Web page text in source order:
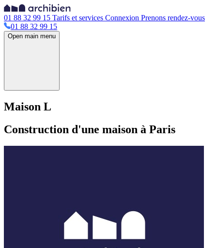
01 88 32 99 15 Tarifs et services Connexion Prenons rendez-vous
01 88 32 99 15
Open main menu
Maison L
Construction d'une maison à Paris